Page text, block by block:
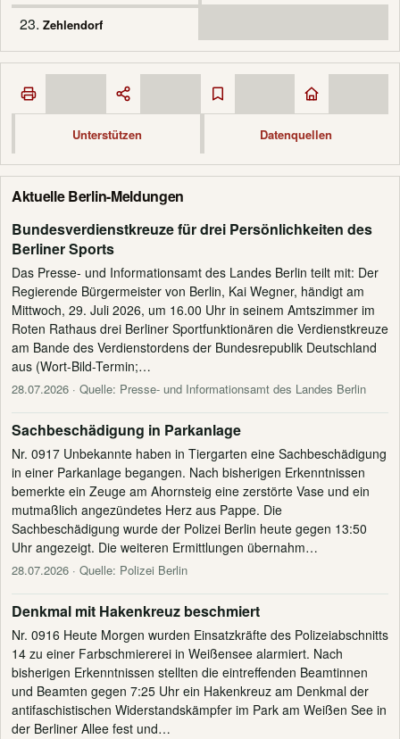
23. Zehlendorf
Unterstützen Datenquellen
Aktuelle Berlin-Meldungen
Bundesverdienstkreuze für drei Persönlichkeiten des
Berliner Sports
Das Presse- und Informationsamt des Landes Berlin teilt mit: Der
Regierende Bürgermeister von Berlin, Kai Wegner, händigt am
Mittwoch, 29. Juli 2026, um 16.00 Uhr in seinem Amtszimmer im
Roten Rathaus drei Berliner Sportfunktionären die Verdienstkreuze
am Bande des Verdienstordens der Bundesrepublik Deutschland
aus (Wort-Bild-Termin;…
28.07.2026 · Quelle: Presse- und Informationsamt des Landes Berlin
Sachbeschädigung in Parkanlage
Nr. 0917 Unbekannte haben in Tiergarten eine Sachbeschädigung
in einer Parkanlage begangen. Nach bisherigen Erkenntnissen
bemerkte ein Zeuge am Ahornsteig eine zerstörte Vase und ein
mutmaßlich angezündetes Herz aus Pappe. Die
Sachbeschädigung wurde der Polizei Berlin heute gegen 13:50
Uhr angezeigt. Die weiteren Ermittlungen übernahm…
28.07.2026 · Quelle: Polizei Berlin
Denkmal mit Hakenkreuz beschmiert
Nr. 0916 Heute Morgen wurden Einsatzkräfte des Polizeiabschnitts
14 zu einer Farbschmiererei in Weißensee alarmiert. Nach
bisherigen Erkenntnissen stellten die eintreffenden Beamtinnen
und Beamten gegen 7:25 Uhr ein Hakenkreuz am Denkmal der
antifaschistischen Widerstandskämpfer im Park am Weißen See in
der Berliner Allee fest und…